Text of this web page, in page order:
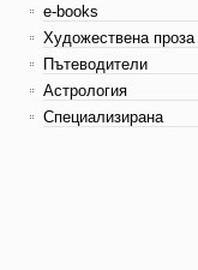
e-books
Художествена проза
Пътеводители
Астрология
Специализирана